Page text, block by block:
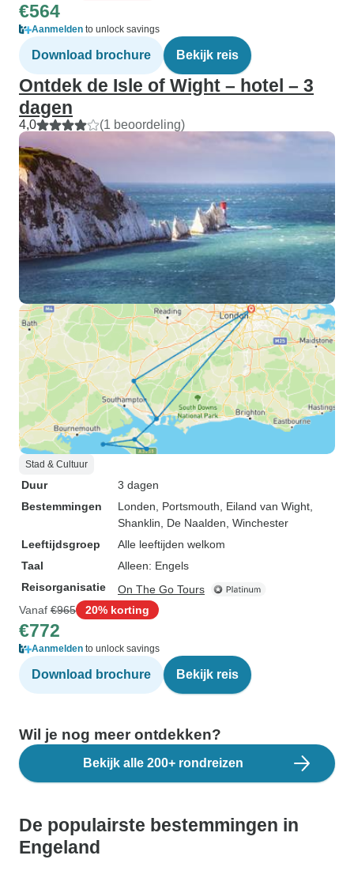
€564
Aanmelden to unlock savings
Download brochure Bekijk reis
Ontdek de Isle of Wight – hotel – 3
dagen
4,0 (1 beoordeling)
Stad & Cultuur
Duur
3 dagen
Bestemmingen
Londen , Portsmouth , Eiland van Wight
Shanklin , De Naalden , Winchester
Leeftijdsgroep
Alle leeftijden welkom
Taal
Alleen: Engels
Reisorganisatie
On The Go Tours
Vanaf €965 20% korting
€772
Aanmelden to unlock savings
Download brochure Bekijk reis
Wil je nog meer ontdekken?
Bekijk alle 200+ rondreizen
De populairste bestemmingen in
Engeland